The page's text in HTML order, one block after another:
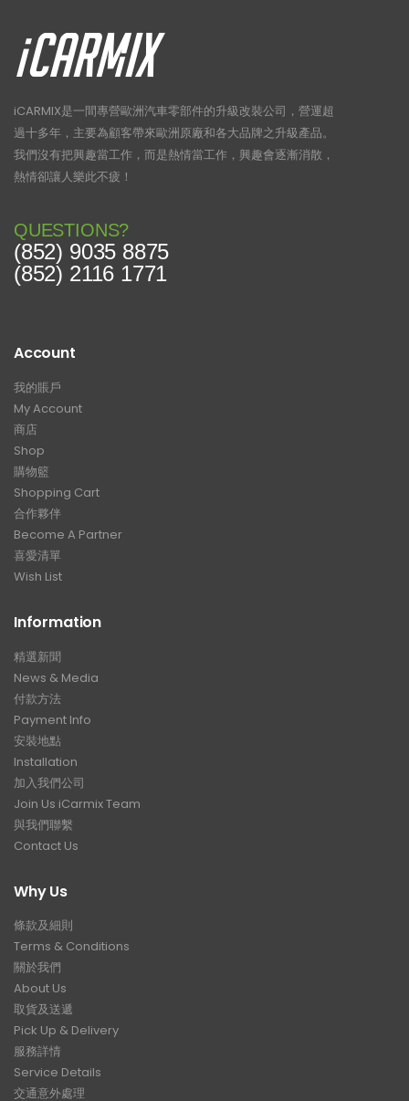
iCARMIX是一間專營歐洲汽車零部件的升級改裝公司，營運超
過十多年，主要為顧客帶來歐洲原廠和各大品牌之升級產品。
我們沒有把興趣當工作，而是熱情當工作，興趣會逐漸消散，
熱情卻讓人樂此不疲！
QUESTIONS?
(852) 9035 8875
(852) 2116 1771
Account
我的賬戶
My Account
商店
Shop
購物籃
Shopping Cart
合作夥伴
Become A Partner
喜愛清單
Wish List
Information
精選新聞
News & Media
付款方法
Payment Info
安裝地點
Installation
加入我們公司
Join Us iCarmix Team
與我們聯繫
Contact Us
Why Us
條款及細則
Terms & Conditions
關於我們
About Us
取貨及送遞
Pick Up & Delivery
服務詳情
Service Details
交通意外處理